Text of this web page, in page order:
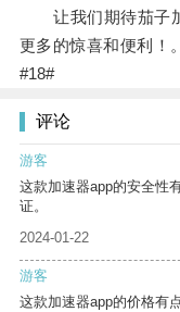
让我们期待茄子加
更多的惊喜和便利！。
#18#
评论
游客
这款加速器app的安全性
证。
2024-01-22
游客
这款加速器app的价格有